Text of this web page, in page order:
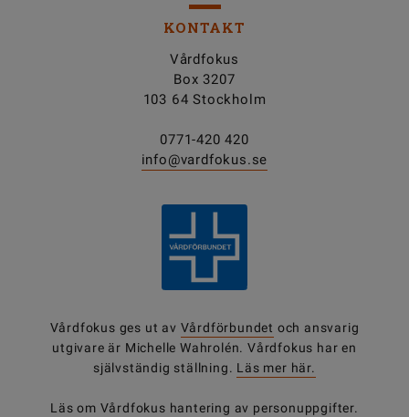
KONTAKT
Vårdfokus
Box 3207
103 64 Stockholm
0771-420 420
info@vardfokus.se
Vårdfokus ges ut av Vårdförbundet och ansvarig
utgivare är Michelle Wahrolén. Vårdfokus har en
självständig ställning. Läs mer här.
Läs om Vårdfokus hantering av personuppgifter.